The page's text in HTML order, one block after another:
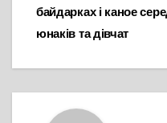
байдарках і каное
юнаків та дівчат